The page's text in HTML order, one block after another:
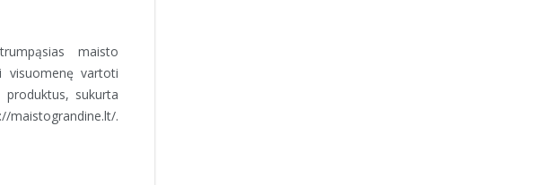
maisto
visuomenę vartoti
produktus, sukurta
.